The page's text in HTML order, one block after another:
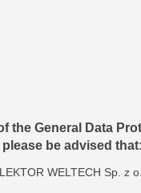
the General Data
please be advised that:
WELTECH Sp.